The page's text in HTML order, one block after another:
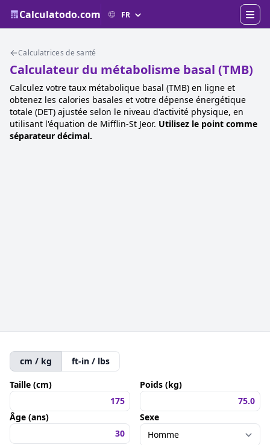
Calculatodo.com
Calculatrices de santé
Calculateur du métabolisme basal (TMB)
Calculez votre taux métabolique basal (TMB) en ligne et
obtenez les calories basales et votre dépense énergétique
totale (DET) ajustée selon le niveau d'activité physique, en
utilisant l'équation de Mifflin-St Jeor. Utilisez le point comme
séparateur décimal.
cm / kg ft-in / lbs
Taille (cm) Poids (kg)
Âge (ans) Sexe